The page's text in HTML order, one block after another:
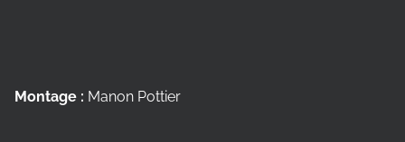
Montage : Manon Pottier